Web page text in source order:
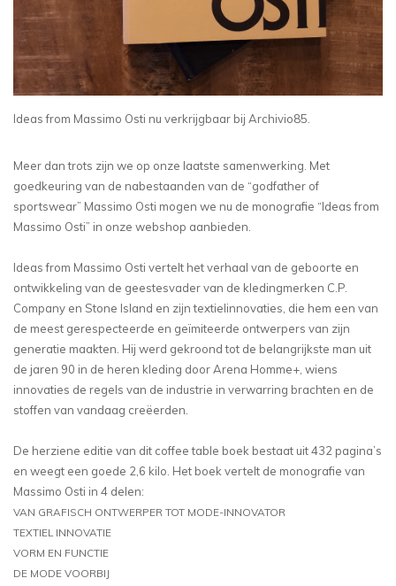
Ideas from Massimo Osti nu verkrijgbaar bij Archivio85.
Meer dan trots zijn we op onze laatste samenwerking. Met
goedkeuring van de nabestaanden van de “godfather of
sportswear” Massimo Osti mogen we nu de monografie “Ideas from
Massimo Osti” in onze webshop aanbieden.
Ideas from Massimo Osti vertelt het verhaal van de geboorte en
ontwikkeling van de geestesvader van de kledingmerken C.P.
Company en Stone Island en zijn textielinnovaties, die hem een van
de meest gerespecteerde en geïmiteerde ontwerpers van zijn
generatie maakten. Hij werd gekroond tot de belangrijkste man uit
de jaren 90 in de heren kleding door Arena Homme+, wiens
innovaties de regels van de industrie in verwarring brachten en de
stoffen van vandaag creëerden.
De herziene editie van dit coffee table boek bestaat uit 432 pagina’s
en weegt een goede 2,6 kilo. Het boek vertelt de monografie van
Massimo Osti in 4 delen:
VAN GRAFISCH ONTWERPER TOT MODE-INNOVATOR
TEXTIEL INNOVATIE
VORM EN FUNCTIE
DE MODE VOORBIJ